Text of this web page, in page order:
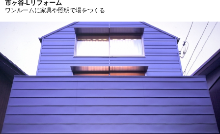
市ヶ谷-Lリフォーム
ワンルームに家具や照明で場をつくる